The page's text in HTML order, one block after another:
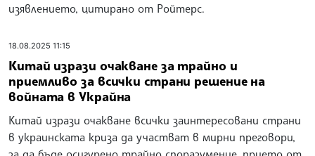
изявлението, цитирано от Ройтерс.
18.08.2025 11:15
Китай изрази очакване за трайно и
приемливо за всички страни решение на
войната в Украйна
Китай изрази очакване всички заинтересовани страни
в украинската криза да участват в мирни преговори,